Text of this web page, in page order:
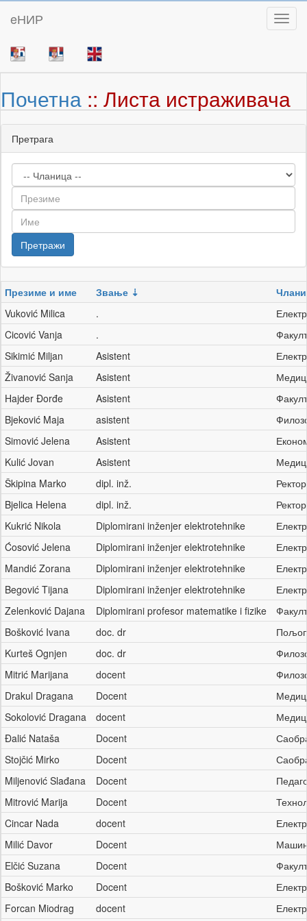
eНИР
Почетна :: Листа истраживача
Претрага
Презиме и име Звање
Vuković Milica
.
Cicović Vanja
.
Sikimić Miljan
Asistent
Živanović Sanja
Asistent
Hajder Đorđe
Asistent
Bjeković Maja
asistent
Simović Jelena
Asistent
Kulić Jovan
Asistent
Škipina Marko
dipl. inž.
Bjelica Helena
dipl. inž.
Kukrić Nikola
Diplomirani inženjer elektrotehnike
Ćosović Jelena
Diplomirani inženjer elektrotehnike
Mandić Zorana
Diplomirani inženjer elektrotehnike
Begović Tijana
Diplomirani inženjer elektrotehnike
Zelenković Dajana
Diplomirani profesor matematike i fizike
Bošković Ivana
doc. dr
Kurteš Ognjen
doc. dr
Mitrić Marijana
docent
Drakul Dragana
Docent
Sokolović Dragana
docent
Đalić Nataša
Docent
Stojčić Mirko
Docent
Miljenović Slađana
Docent
Mitrović Marija
Docent
Cincar Nada
docent
Milić Davor
Docent
Elčić Suzana
Docent
Bošković Marko
Docent
Forcan Miodrag
docent